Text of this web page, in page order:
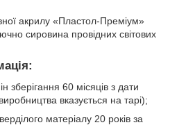
акрилу «Пластол-Преміум»
сировина провідних світових
зберігання 60 місяців з дати
вказується на тарі);
матеріалу 20 років за